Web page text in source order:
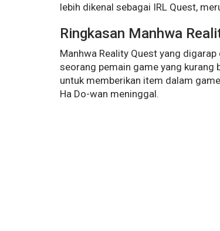
lebih dikenal sebagai IRL Quest,
Ringkasan Manhwa
Manhwa Reality Quest yang
seorang pemain game yang kurang
untuk memberikan item dalam
Ha Do-wan meninggal.